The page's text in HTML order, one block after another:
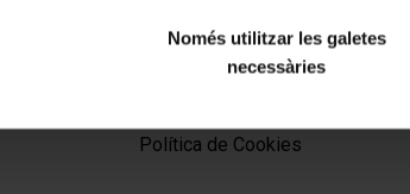
Només utilitzar les galetes
necessàries
Política de Cookies